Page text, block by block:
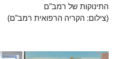
התינוקות של רמב”ם
(צילום: הקריה הרפואית רמב”ם)